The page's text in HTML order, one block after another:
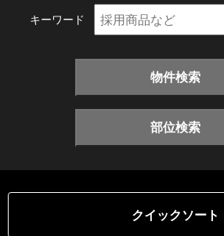
キーワード
物件検索
部位検索
クイックソート